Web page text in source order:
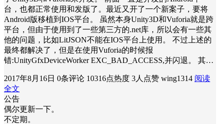
台，也都正常使用和发版了。最近又开了一个新案子，要将
Android版移植到IOS平台。 虽然本身Unity3D和Vuforia就是跨
平台，但由于使用到了一些第三方的.net库，所以会有一些其
他的问题，比如LitJSON不能在IOS平台上使用。 不过上述的
最终都解决了，但是在使用Vuforia的时候报
错:UnityGfxDeviceWorker EXC_BAD_ACCESS,并闪退。 其…
2017年8月16日 0条评论 10316点热度 3人点赞 wing1314 阅读
全文
公告
偶尔更新一下。
不定期。